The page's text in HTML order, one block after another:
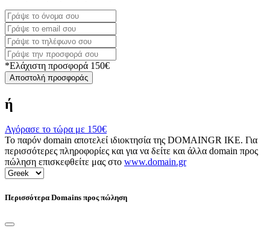
*Ελάχιστη προσφορά 150€
Αποστολή προσφοράς
ή
Αγόρασε το τώρα με 150€
Το παρόν domain αποτελεί ιδιοκτησία της DOMAINGR ΙΚΕ. Για
περισσότερες πληροφορίες και για να δείτε και άλλα domain προς
πώληση επισκεφθείτε μας στο www.domain.gr
Περισσότερα Domains προς πώληση